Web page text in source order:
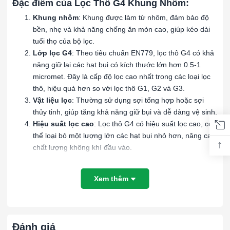
Đặc điểm của Lọc Thô G4 Khung Nhôm:
Khung nhôm: Khung được làm từ nhôm, đảm bảo độ
bền, nhẹ và khả năng chống ăn mòn cao, giúp kéo dài
tuổi thọ của bộ lọc.
Lớp lọc G4: Theo tiêu chuẩn EN779, lọc thô G4 có khả
năng giữ lại các hạt bụi có kích thước lớn hơn 0.5-1
micromet. Đây là cấp độ lọc cao nhất trong các loại lọc
thô, hiệu quả hơn so với lọc thô G1, G2 và G3.
Vật liệu lọc: Thường sử dụng sợi tổng hợp hoặc sợi
thủy tinh, giúp tăng khả năng giữ bụi và dễ dàng vệ sinh.
Hiệu suất lọc cao: Lọc thô G4 có hiệu suất lọc cao, có
thể loại bỏ một lượng lớn các hạt bụi nhỏ hơn, nâng cao
chất lượng không khí đầu vào.
: Dùng trong các hệ thống điều hòa
không khí để bảo vệ các bộ lọc tinh hơn và tăng hiệu
nghiệp để loại bỏ các hạt bụi lớn, bảo vệ máy móc và
Xem thêm
Đánh giá
↑